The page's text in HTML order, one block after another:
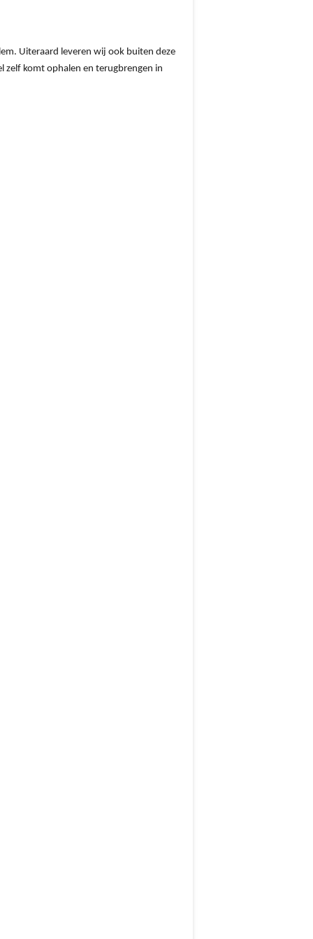
Uiteraard leveren wij ook buiten deze
zelf komt ophalen en terugbrengen in